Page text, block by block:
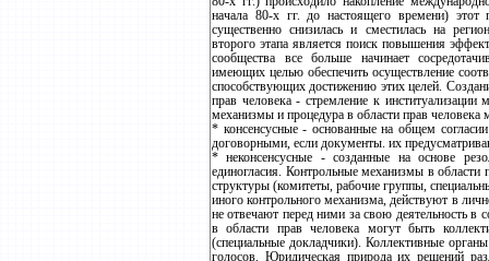
начала 80-х гг. до настоящего времени) этот
существенно снизилась и сместилась на
второго этапа является поиск повышения
сообщества все больше начинает
имеющих целью обеспечить осуществление
способствующих достижению этих целей.
прав человека - стремление к
механизмы и процедура в области прав человека
* консенсусные - основанные на общем
договорными, если документы. их
* неконсенсусные - созданные на основе
единогласия. Контрольные механизмы в области
структуры (комитеты, рабочие группы,
иного контрольного механизма, действуют в
не отвечают перед ними за свою деятельность
в области прав человека могут быть
(специальные докладчики). Коллективные
голосов. Юридическая природа их решений